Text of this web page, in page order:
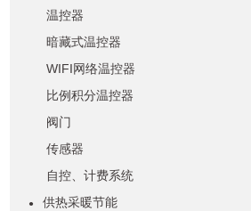
温控器
暗藏式温控器
WIFI网络温控器
比例积分温控器
阀门
传感器
自控、计费系统
●
供热采暖节能